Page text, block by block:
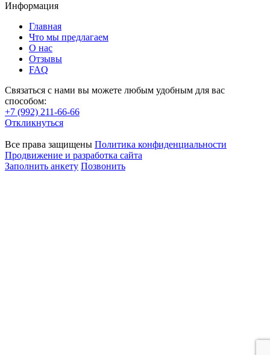
Информация
Главная
Что мы предлагаем
О нас
Отзывы
FAQ
Связаться с нами вы можете любым удобным для вас
способом:
+7 (992) 211-66-66
Откликнуться
Все права защищены Политика конфиденциальности
Продвижение и разработка сайта
Заполнить анкету Позвонить